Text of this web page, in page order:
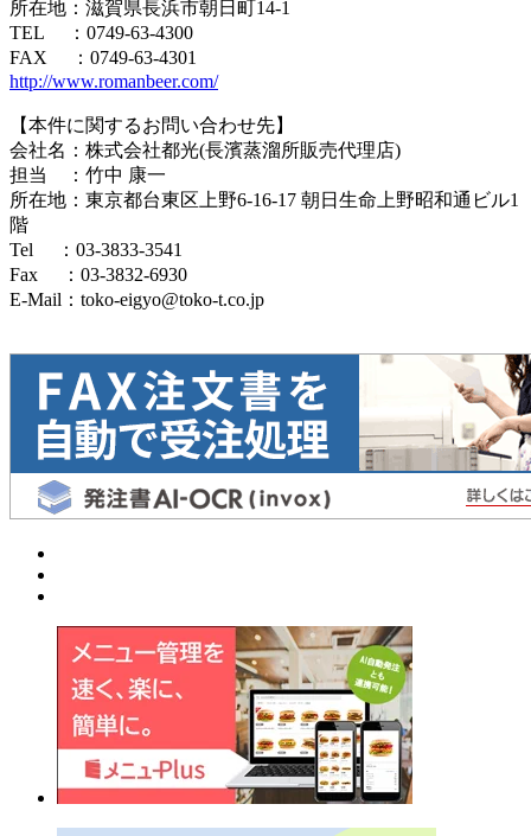
所在地：滋賀県長浜市朝日町14-1
TEL ：0749-63-4300
FAX ：0749-63-4301
http://www.romanbeer.com/
【本件に関するお問い合わせ先】
会社名：株式会社都光(長濱蒸溜所販売代理店)
担当 ：竹中 康一
所在地：東京都台東区上野6-16-17 朝日生命上野昭和通ビル1
階
Tel ：03-3833-3541
Fax ：03-3832-6930
E-Mail：toko-eigyo@toko-t.co.jp